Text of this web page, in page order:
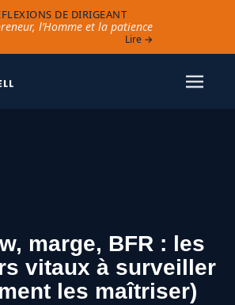
DE DIRIGEANT
l’Homme et la patience
Lire →
marge, BFR : les
vitaux à surveiller
les maîtriser)